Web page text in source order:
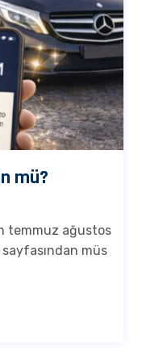
mü?
temmuz ağustos
müs